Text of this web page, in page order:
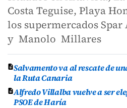
Costa Teguise, Playa
los supermercados Spar
y Manolo Millares
Salvamento va al rescate de
la Ruta Canaria
Alfredo Villalba vuelve a ser
PSOE de Haría